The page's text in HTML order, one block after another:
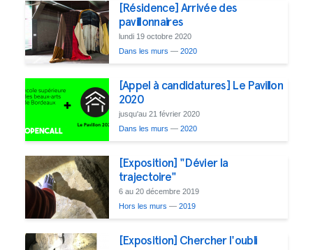
[Résidence] Arrivée des
pavillonnaires
lundi 19 octobre 2020
Dans les murs — 2020
[Appel à candidatures] Le Pavillon
2020
jusqu'au 21 février 2020
Dans les murs — 2020
[Exposition] "Dévier la
trajectoire"
6 au 20 décembre 2019
Hors les murs — 2019
[Exposition] Chercher l'oubli